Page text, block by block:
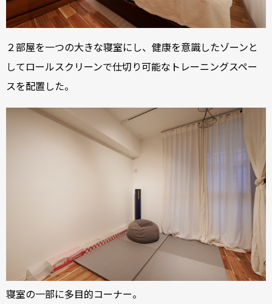
２部屋を一つの大きな寝室にし、健康を意識したゾーンと
してロールスクリーンで仕切り可能なトレーニングスペー
スを配置した。
寝室の一部に多目的コーナー。